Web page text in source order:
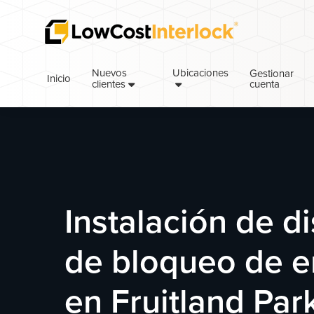
contenido
Inicio
Nuevos
clientes
Ubicaciones
Gestionar
cuenta
Instalación de
de bloqueo de
en Fruitland